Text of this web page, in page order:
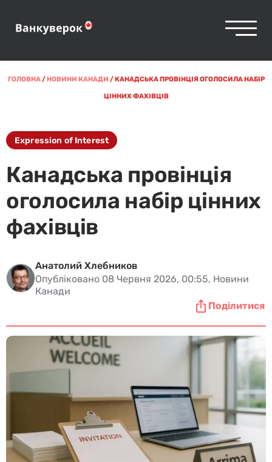
ГОЛОВНА/НОВИНИ КАНАДИ /КАНАДСЬКА ПРОВІНЦІЯ ОГОЛОСИЛА НАБІР
ЦІННИХ ФАХІВЦІВ
Expression of Interest
Канадська провінція
оголосила набір цінних
фахівців
Анатолий Хлебников
Опубліковано 08 Червня 2026, 00:55, Новини
Канади
Поділитися